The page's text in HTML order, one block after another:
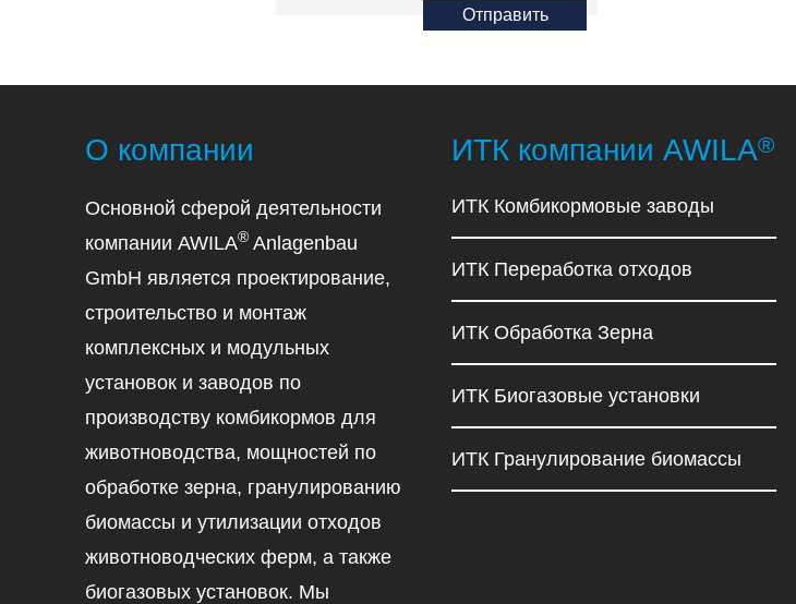
Отправить
О компании
Основной сферой деятельности
компании AWILA®Anlagenbau
GmbH является проектирование,
строительство и монтаж
комплексных и модульных
установок и заводов по
производству комбикормов для
животноводства, мощностей по
обработке зерна, гранулированию
биомассы и утилизации отходов
животноводческих ферм, а также
биогазовых установок. Мы
ИТК компании AWILA®
ИТК Комбикормовые заводы
ИТК Переработка отходов
ИТК Обработка Зерна
ИТК Биогазовые установки
ИТК Гранулирование биомассы